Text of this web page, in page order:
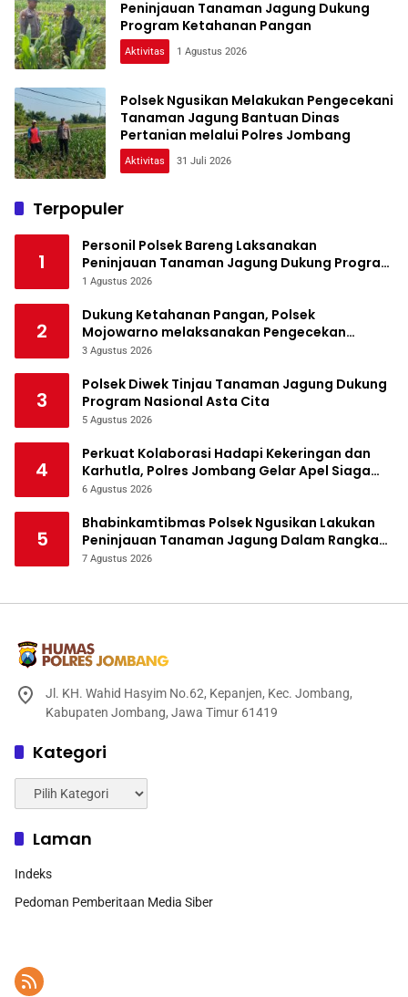
Peninjauan Tanaman Jagung Dukung
Program Ketahanan Pangan
Aktivitas 1 Agustus 2026
Polsek Ngusikan Melakukan Pengecekani
Tanaman Jagung Bantuan Dinas
Pertanian melalui Polres Jombang
Aktivitas 31 Juli 2026
Terpopuler
1
Personil Polsek Bareng Laksanakan
Peninjauan Tanaman Jagung Dukung Program
Ketahanan Pangan
1 Agustus 2026
2
Dukung Ketahanan Pangan, Polsek
Mojowarno melaksanakan Pengecekan
Tanaman Jagung
3 Agustus 2026
3
Polsek Diwek Tinjau Tanaman Jagung Dukung
Program Nasional Asta Cita
5 Agustus 2026
4
Perkuat Kolaborasi Hadapi Kekeringan dan
Karhutla, Polres Jombang Gelar Apel Siaga
Bencana
6 Agustus 2026
5
Bhabinkamtibmas Polsek Ngusikan Lakukan
Peninjauan Tanaman Jagung Dalam Rangka
Mendukung Ketahanan Pangan
7 Agustus 2026
Jl. KH. Wahid Hasyim No.62, Kepanjen, Kec. Jombang,
Kabupaten Jombang, Jawa Timur 61419
Kategori
Kategori
Laman
Indeks
Pedoman Pemberitaan Media Siber